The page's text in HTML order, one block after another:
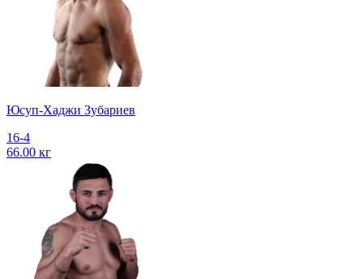
Юсуп-Хаджи Зубариев
16-4
66.00 кг